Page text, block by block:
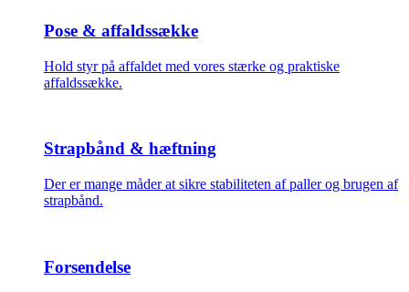
Pose & affaldssække
Hold styr på affaldet med vores stærke og praktiske
affaldssække.
Strapbånd & hæftning
Der er mange måder at sikre stabiliteten af paller og brugen af
strapbånd.
Forsendelse